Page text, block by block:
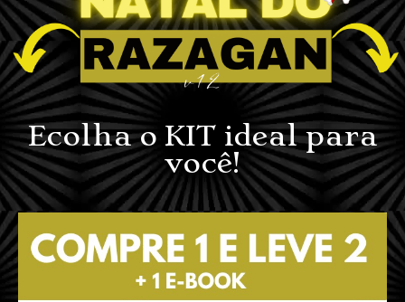
Ecolha o KIT ideal para
você!